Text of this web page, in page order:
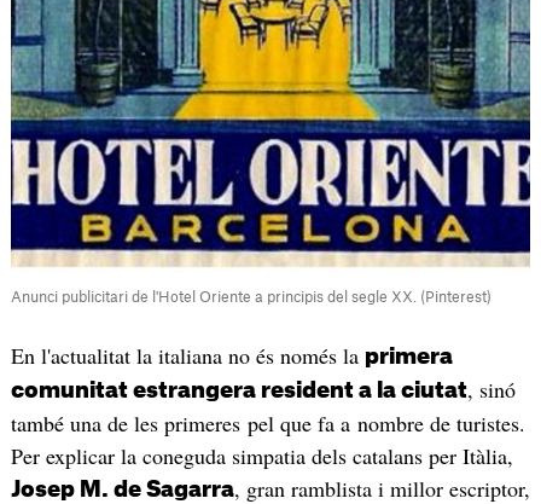
Anunci publicitari de l'Hotel Oriente a principis del segle XX. (Pinterest)
En l'actualitat la italiana no és només la primera
comunitat estrangera resident a la ciutat, sinó
també una de les primeres pel que fa a nombre de turistes.
Per explicar la coneguda simpatia dels catalans per Itàlia,
Josep M. de Sagarra, gran ramblista i millor escriptor,